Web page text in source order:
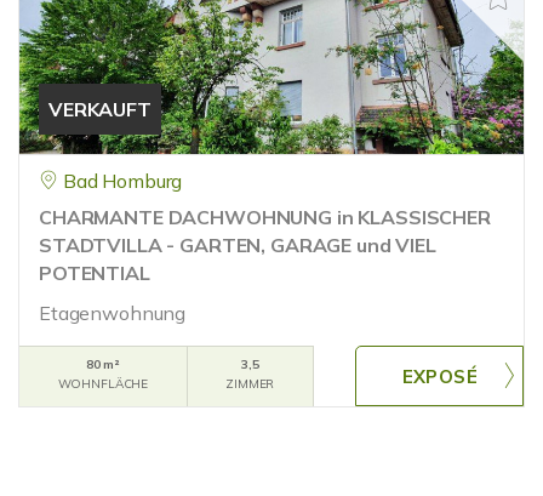
VERKAUFT
Bad Homburg
CHARMANTE DACHWOHNUNG in KLASSISCHER
STADTVILLA - GARTEN, GARAGE und VIEL
POTENTIAL
Etagenwohnung
80 m²
WOHNFLÄCHE
3,5
ZIMMER